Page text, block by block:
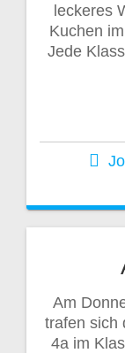
leckeres
Kuchen
Jede
Am
trafen sich
4a im